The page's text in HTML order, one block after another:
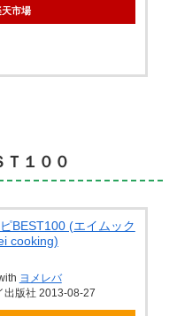
天市場
１００
BEST100 (エイムック
cooking)
ヨメレバ
出版社 2013-08-27